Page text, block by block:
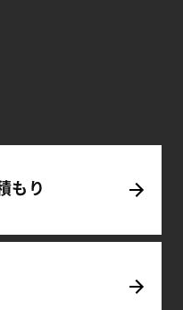
もり